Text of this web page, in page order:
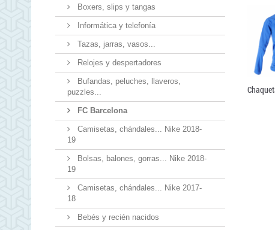
Boxers, slips y tangas
Informática y telefonía
Tazas, jarras, vasos...
Relojes y despertadores
Bufandas, peluches, llaveros,
puzzles...
FC Barcelona
Camisetas, chándales... Nike 2018-
19
Bolsas, balones, gorras... Nike 2018-
19
Camisetas, chándales... Nike 2017-
18
Bebés y recién nacidos